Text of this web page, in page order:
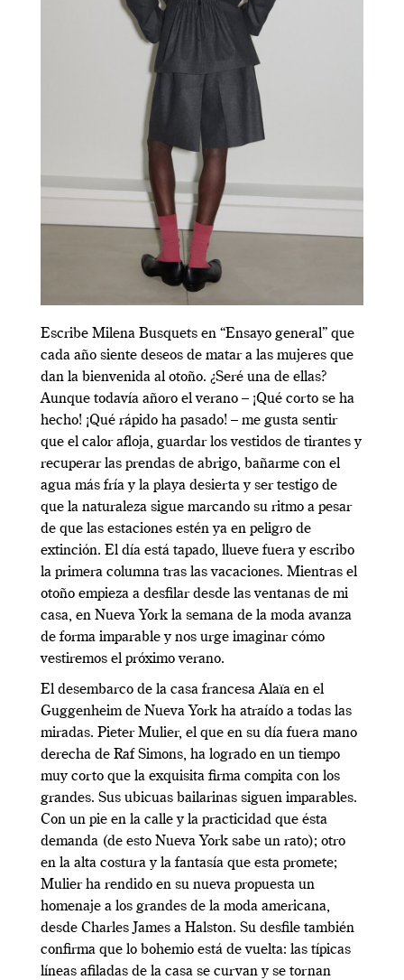
Escribe Milena Busquets en “Ensayo general” que
cada año siente deseos de matar a las mujeres que
dan la bienvenida al otoño. ¿Seré una de ellas?
Aunque todavía añoro el verano – ¡Qué corto se ha
hecho! ¡Qué rápido ha pasado! – me gusta sentir
que el calor afloja, guardar los vestidos de tirantes y
recuperar las prendas de abrigo, bañarme con el
agua más fría y la playa desierta y ser testigo de
que la naturaleza sigue marcando su ritmo a pesar
de que las estaciones estén ya en peligro de
extinción. El día está tapado, llueve fuera y escribo
la primera columna tras las vacaciones. Mientras el
otoño empieza a desfilar desde las ventanas de mi
casa, en Nueva York la semana de la moda avanza
de forma imparable y nos urge imaginar cómo
vestiremos el próximo verano.
El desembarco de la casa francesa Alaïa en el
Guggenheim de Nueva York ha atraído a todas las
miradas. Pieter Mulier, el que en su día fuera mano
derecha de Raf Simons, ha logrado en un tiempo
muy corto que la exquisita firma compita con los
grandes. Sus ubicuas bailarinas siguen imparables.
Con un pie en la calle y la practicidad que ésta
demanda (de esto Nueva York sabe un rato); otro
en la alta costura y la fantasía que esta promete;
Mulier ha rendido en su nueva propuesta un
homenaje a los grandes de la moda americana,
desde Charles James a Halston. Su desfile también
confirma que lo bohemio está de vuelta: las típicas
líneas afiladas de la casa se curvan y se tornan